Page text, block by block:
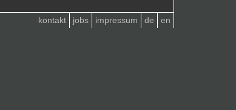
kontakt jobs impressum de en